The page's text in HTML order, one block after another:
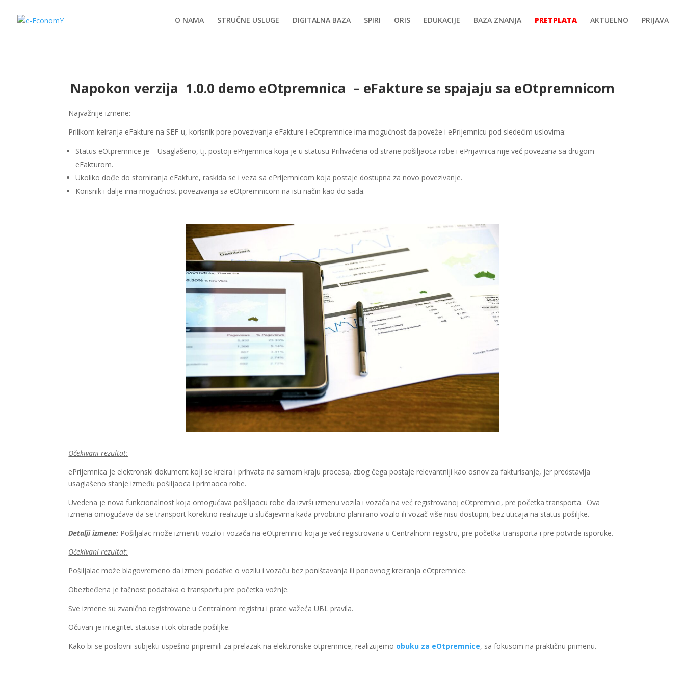
O NAMA STRUČNE USLUGE DIGITALNA BAZA SPIRI ORIS EDUKACIJE BAZA ZNANJA PRETPLATA AKTUELNO PRIJAVA
Napokon verzija 1.0.0 demo eOtpremnica – eFakture se spajaju sa eOtpremnicom
Najvažnije izmene:
Prilikom keiranja eFakture na SEF-u, korisnik pore povezivanja eFakture i eOtpremnice ima mogućnost da poveže i ePrijemnicu pod sledećim uslovima:
Status eOtpremnice je – Usaglašeno, tj. postoji ePrijemnica koja je u statusu Prihvaćena od strane pošiljaoca robe i ePrijavnica nije već povezana sa drugom
eFakturom.
Ukoliko dođe do storniranja eFakture, raskida se i veza sa ePrijemnicom koja postaje dostupna za novo povezivanje.
Korisnik i dalje ima mogućnost povezivanja sa eOtpremnicom na isti način kao do sada.
Očekivani rezultat:
ePrijemnica je elektronski dokument koji se kreira i prihvata na samom kraju procesa, zbog čega postaje relevantniji kao osnov za fakturisanje, jer predstavlja
usaglašeno stanje između pošiljaoca i primaoca robe.
Uvedena je nova funkcionalnost koja omogućava pošiljaocu robe da izvrši izmenu vozila i vozača na već registrovanoj eOtpremnici, pre početka transporta. Ova
izmena omogućava da se transport korektno realizuje u slučajevima kada prvobitno planirano vozilo ili vozač više nisu dostupni, bez uticaja na status pošiljke.
Detalji izmene: Pošiljalac može izmeniti vozilo i vozača na eOtpremnici koja je već registrovana u Centralnom registru, pre početka transporta i pre potvrde isporuke.
Očekivani rezultat:
Pošiljalac može blagovremeno da izmeni podatke o vozilu i vozaču bez poništavanja ili ponovnog kreiranja eOtpremnice.
Obezbeđena je tačnost podataka o transportu pre početka vožnje.
Sve izmene su zvanično registrovane u Centralnom registru i prate važeća UBL pravila.
Očuvan je integritet statusa i tok obrade pošiljke.
Kako bi se poslovni subjekti uspešno pripremili za prelazak na elektronske otpremnice, realizujemo obuku za eOtpremnice, sa fokusom na praktičnu primenu.